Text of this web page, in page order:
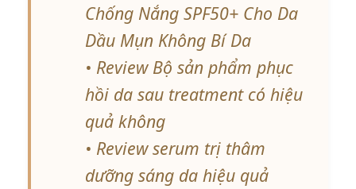
Chống Nắng SPF50+ Cho Da
Dầu Mụn Không Bí Da
• Review Bộ sản phẩm phục
hồi da sau treatment có hiệu
quả không
• Review serum trị thâm
dưỡng sáng da hiệu quả